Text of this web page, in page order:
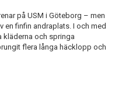
på USM i Göteborg – men
en finfin andraplats. I och med
kläderna och springa
flera långa häcklopp och